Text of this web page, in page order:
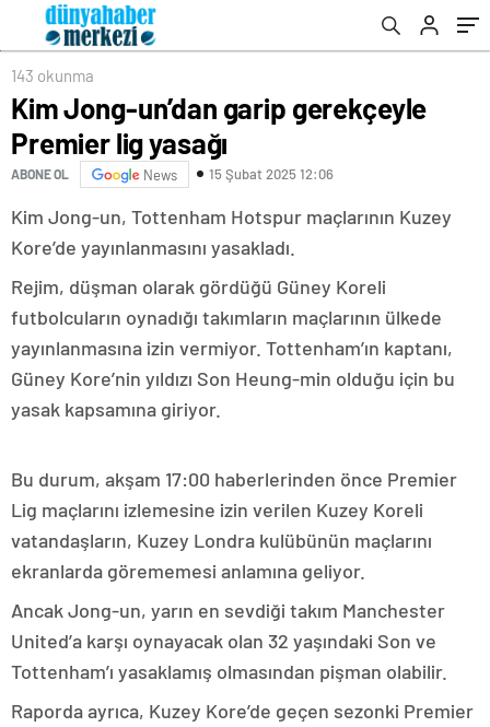
143 okunma
Kim Jong-un’dan garip gerekçeyle
Premier lig yasağı
ABONE OL News 15 Şubat 2025 12:06
Kim Jong-un, Tottenham Hotspur maçlarının Kuzey
Kore’de yayınlanmasını yasakladı.
Rejim, düşman olarak gördüğü Güney Koreli
futbolcuların oynadığı takımların maçlarının ülkede
yayınlanmasına izin vermiyor. Tottenham’ın kaptanı,
Güney Kore’nin yıldızı Son Heung-min olduğu için bu
yasak kapsamına giriyor.
Bu durum, akşam 17:00 haberlerinden önce Premier
Lig maçlarını izlemesine izin verilen Kuzey Koreli
vatandaşların, Kuzey Londra kulübünün maçlarını
ekranlarda görememesi anlamına geliyor.
Ancak Jong-un, yarın en sevdiği takım Manchester
United’a karşı oynayacak olan 32 yaşındaki Son ve
Tottenham’ı yasaklamış olmasından pişman olabilir.
Raporda ayrıca, Kuzey Kore’de geçen sezonki Premier